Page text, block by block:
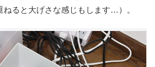
ねると大げさな感じもします…）。